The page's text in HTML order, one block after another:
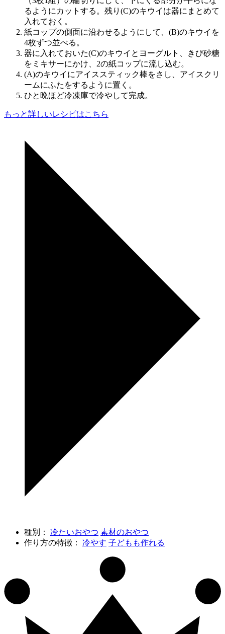
るようにカットする。残り(C)のキウイは器にまとめて
入れておく。
紙コップの側面に沿わせるようにして、(B)のキウイを
4枚ずつ並べる。
器に入れておいた(C)のキウイとヨーグルト、きび砂糖
をミキサーにかけ、2の紙コップに流し込む。
(A)のキウイにアイススティック棒をさし、アイスクリ
ームにふたをするように置く。
ひと晩ほど冷凍庫で冷やして完成。
もっと詳しいレシピはこちら
種別： 冷たいおやつ 素材のおやつ
作り方の特徴： 冷やす 子どもも作れる